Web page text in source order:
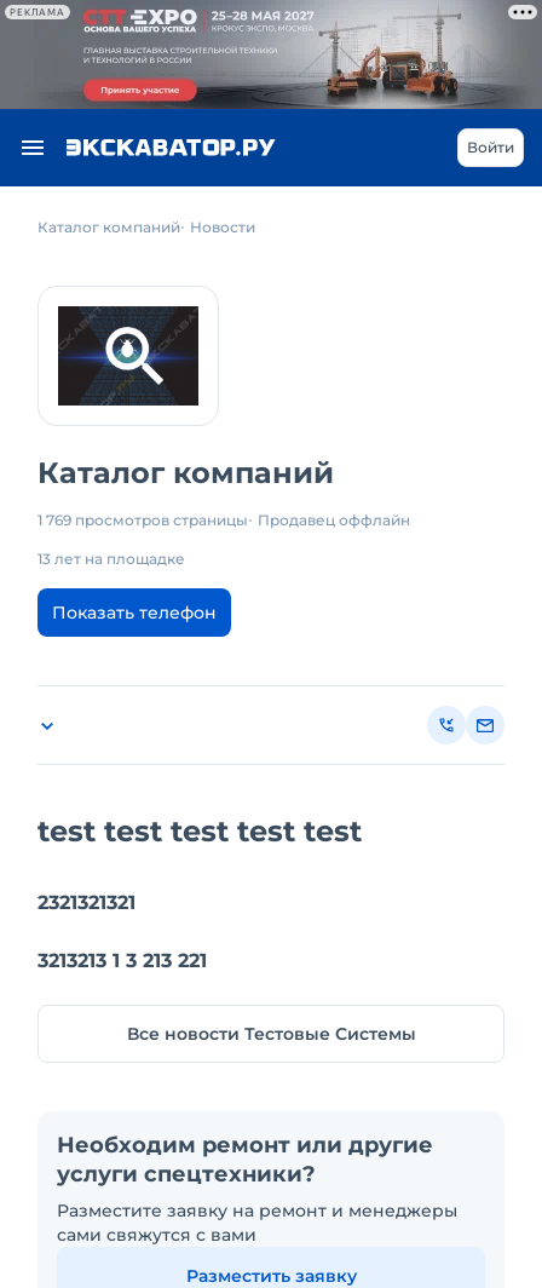
РЕКЛАМА
Войти
Каталог компаний Новости
Каталог компаний
1 769 просмотров страницы Продавец оффлайн
13 лет на площадке
Показать телефон
test test test test test
2321321321
3213213 1 3 213 221
Все новости Тестовые Системы
Необходим ремонт или другие
услуги спецтехники?
Разместите заявку на ремонт и менеджеры
сами свяжутся с вами
Разместить заявку